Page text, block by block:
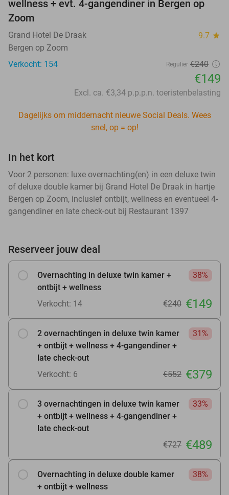
wellness + evt. 4-gangendiner in Bergen op
Zoom
Grand Hotel De Draak 9.7 star
Bergen op Zoom
Verkocht: 154
Regulier €240
€149
Excl. ca. €3,34 p.p.p.n. toeristenbelasting
Dagelijks om middernacht nieuwe Social Deals. Wees
snel, op = op!
In het kort
Voor 2 personen: luxe overnachting(en) in een deluxe twin
of deluxe double kamer bij Grand Hotel De Draak in hartje
Bergen op Zoom, inclusief ontbijt, wellness en eventueel 4-
gangendiner en late check-out bij Restaurant 1397
Reserveer jouw deal
Overnachting in deluxe twin kamer +
ontbijt + wellness
38%
Verkocht: 14 €240 €149
2 overnachtingen in deluxe twin kamer
+ ontbijt + wellness + 4-gangendiner +
late check-out
31%
Verkocht: 6 €552 €379
3 overnachtingen in deluxe twin kamer
+ ontbijt + wellness + 4-gangendiner +
late check-out
33%
€727 €489
Overnachting in deluxe double kamer
+ ontbijt + wellness
38%